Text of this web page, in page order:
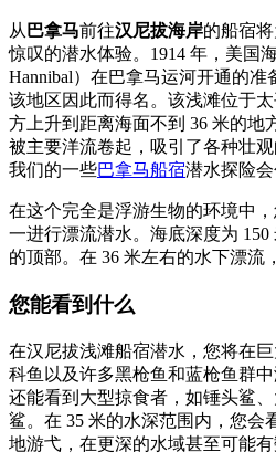
从巴拿马前往汉尼拔海岸的船宿
惊叹的潜水体验。1914 年，美国
Hannibal）在巴拿马运河开通的准
该地区因此而得名。该浅滩位于
方上升到距离海面不到 36 米的地
被主要洋流卷起，吸引了各种壮
我们的一些巴拿马船宿潜水探险会
在这个完全是浮游生物的环境中
一进行漂流潜水。海底深度为
的顶部。在 36 米左右的水下漂流
您能看到什么
在汉尼拔浅滩船宿潜水，您将在
科鱼以及许多黑枪鱼和蓝枪鱼群
还能看到大型掠食者，如锤头鲨
鲨。在 35 米的水深范围内，您会
地游弋，在更深的水域甚至可能有